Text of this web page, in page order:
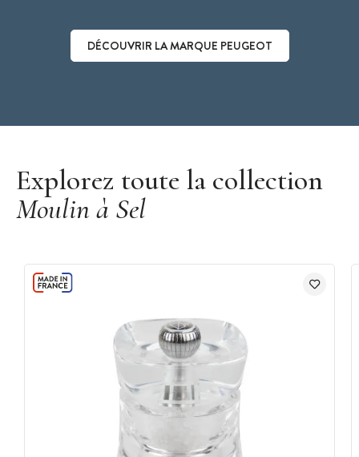
DÉCOUVRIR LA MARQUE PEUGEOT
Explorez toute la collection
Moulin à Sel